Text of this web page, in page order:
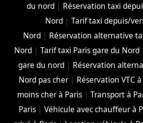
du nord| Réservation taxi
Nord| Tarif taxi depuis/
Nord| Réservation alternative
Nord |Tarif taxi Paris gare du Nord
gare du nord | Réservation
Nord pas cher| Réservation VTC
moins cher à Paris |Transport à
Paris |Véhicule avec chauffeur à